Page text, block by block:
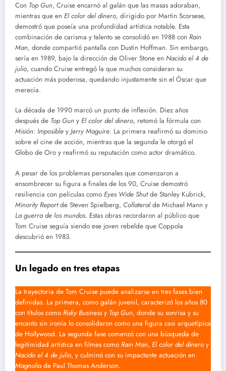
Con Top Gun, Cruise encarnó al galán que las masas adoraban,
mientras que en El color del dinero, dirigido por Martin Scorsese,
demostró que poseía una profundidad artística notable. Esta
combinación de carisma y talento se consolidó en 1988 con Rain
Man, donde compartió pantalla con Dustin Hoffman. Sin embargo,
sería en 1989, bajo la dirección de Oliver Stone en Nacido el 4 de
julio, cuando Cruise entregó la que muchos consideran su
actuación más poderosa, quedando injustamente sin el Óscar que
merecía.
La década de 1990 marcó un punto de inflexión. Diez años
después de Top Gun y El color del dinero, retomó la fórmula con
Misión: Imposible y Jerry Maguire. La primera reafirmó su dominio
sobre el cine de acción, mientras que la segunda le otorgó el
Globo de Oro y reafirmó su reputación como actor dramático.
A pesar de los problemas personales que comenzaron a
ensombrecer su figura a finales de los 90, Cruise demostró
resiliencia con películas como Eyes Wide Shutde Stanley Kubrick,
Minority Reportde Steven Spielberg, Collateralde Michael Mann y
La guerra de los mundos. Estas obras recordaron al público que
Tom Cruise seguía siendo ese joven rebelde que Coppola
descubrió en 1983.
Un legado en tres etapas
La trayectoria de Tom Cruise puede analizarse en tres fases bien
definidas. La primera, como galán juvenil, caracterizó los años 80
con títulos como Risky Businessy Top Gun, donde su sonrisa y su
encanto sin ironía lo consolidaron como una figura casi arquetípica
de Hollywood. La segunda fase comenzó con una búsqueda de
legitimidad artística en filmes como Rain Man, El color del dinero y
Nacido el 4 de julio, y culminó con su impactante actuación en
Magnoliade Paul Thomas Anderson.